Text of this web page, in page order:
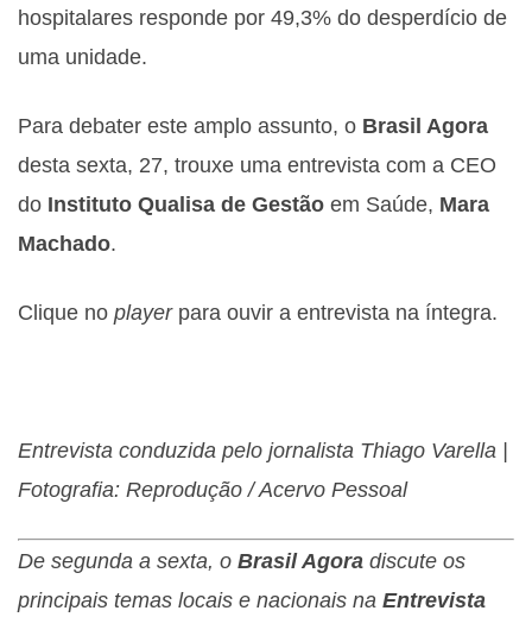
hospitalares responde por 49,3% do desperdício de
uma unidade.
Para debater este amplo assunto, o Brasil Agora
desta sexta, 27, trouxe uma entrevista com a CEO
do Instituto Qualisa de Gestão em Saúde, Mara
Machado.
Clique no playerpara ouvir a entrevista na íntegra.
Entrevista conduzida pelo jornalista Thiago Varella |
Fotografia: Reprodução / Acervo Pessoal
De segunda a sexta, o Brasil Agora discute os
principais temas locais e nacionais na Entrevista